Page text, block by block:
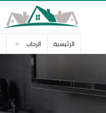
الرئيسية الرحاب